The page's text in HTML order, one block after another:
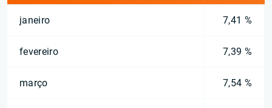
janeiro 7,41 %
fevereiro 7,39 %
março 7,54 %